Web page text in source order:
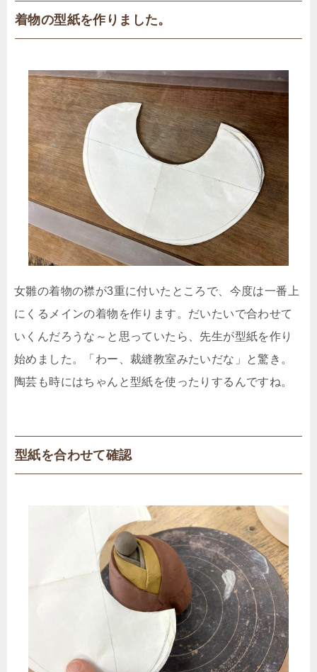
着物の型紙を作りました。
女雛の着物の襟が3重に付いたところで、今度は一番上
にくるメインの着物を作ります。だいたいで合わせて
いくんだろうな～と思っていたら、先生が型紙を作り
始めました。「わー、裁縫教室みたいだな」と驚き。
陶芸も時にはちゃんと型紙を使ったりするんですね。
型紙を合わせて確認